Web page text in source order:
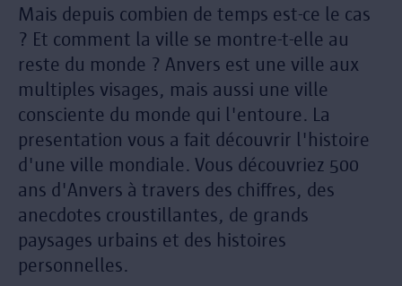
Mais depuis combien de temps est-ce le cas
? Et comment la ville se montre-t-elle au
reste du monde ? Anvers est une ville aux
multiples visages, mais aussi une ville
consciente du monde qui l'entoure. La
presentation vous a fait découvrir l'histoire
d'une ville mondiale. Vous découvriez 500
ans d'Anvers à travers des chiffres, des
anecdotes croustillantes, de grands
paysages urbains et des histoires
personnelles.